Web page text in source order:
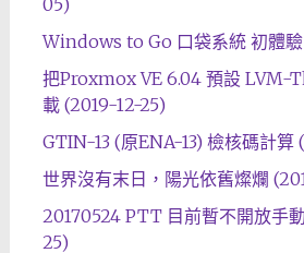
05)
Windows to Go 口袋系統 初體
把Proxmox VE 6.04 預設 LVM-
載 (2019-12-25)
GTIN-13 (原ENA-13) 檢核碼計算
世界沒有末日，陽光依舊燦爛
20170524 PTT 目前暫不開放手
25)